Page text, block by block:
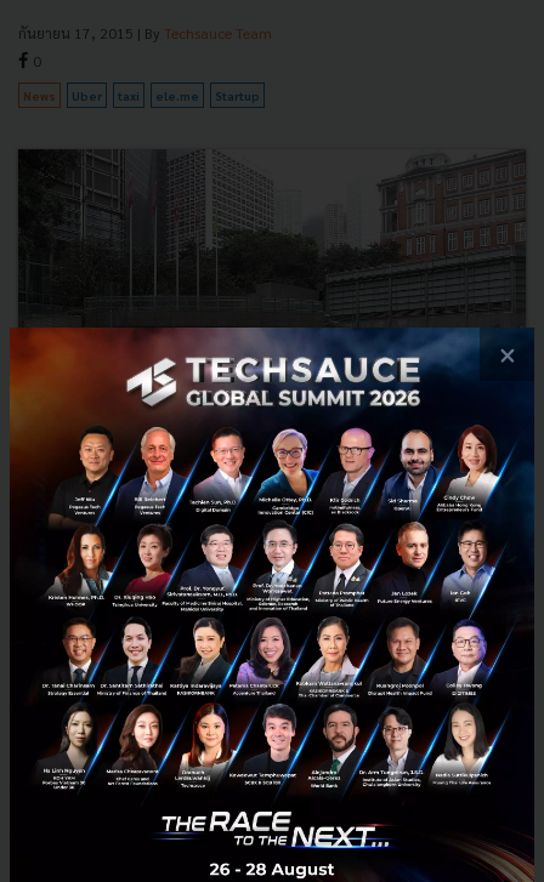
กันยายน 17, 2015 | By Techsauce Team
0
News Uber taxi ele.me Startup
วิเคราะห์ทิศทางตลาดให้บริการเรียกรถแท็กซี่ในจีนระหว่าง Uber
และ Didi Kuaidi
ในช่วงซัมเมอร์ที่ผ่านมา ทั้ง Uber และ Didi Kuaidi สองบริษัท startups
รายใหญ่ที่ให้บริการเรียกรถแท็กซี่กำลังวางแผนที่จะระดมเงินลงทุนเพิ่ม
เพื่อหวังจะฮุบพื้นที่ส่วนแบ่งในตลาดจีน......
กันยายน 11, 2015| By
Techsauce Team
0
News Uber Startup Investment
×